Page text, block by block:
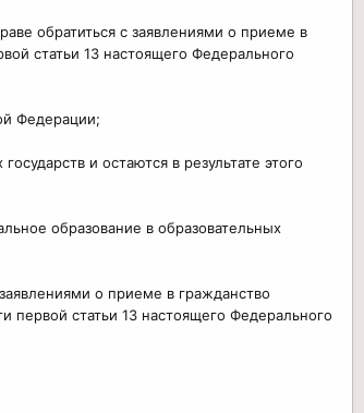
обратиться с заявлениями о приеме в
статьи 13 настоящего Федерального
Федерации;
и остаются в результате этого
образование в образовательных
о приеме в гражданство
первой статьи 13 настоящего Федерального